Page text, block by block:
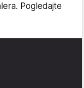
Pogledajte